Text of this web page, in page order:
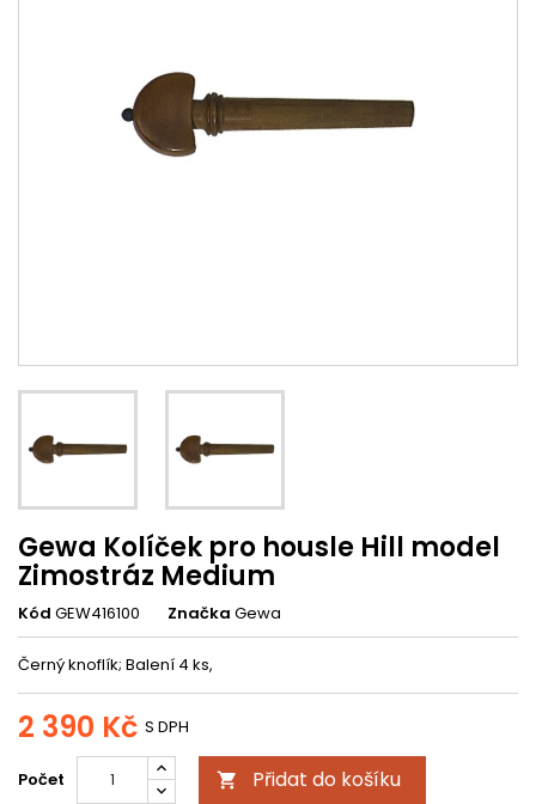
Gewa Kolíček pro housle Hill model
Zimostráz Medium
Kód GEW416100 Značka Gewa
Černý knoflík; Balení 4 ks,
2 390 Kč S DPH
Počet  Přidat do košíku